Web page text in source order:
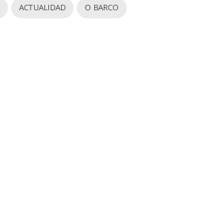
ACTUALIDAD O BARCO